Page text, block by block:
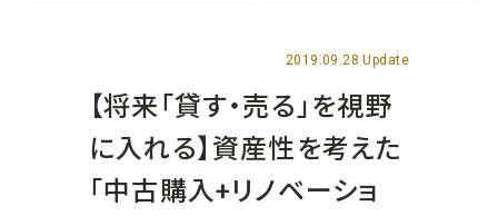
2019.09.28 Update
【将来「貸す・売る」を視野
に入れる】資産性を考えた
「中古購入+リノベーショ